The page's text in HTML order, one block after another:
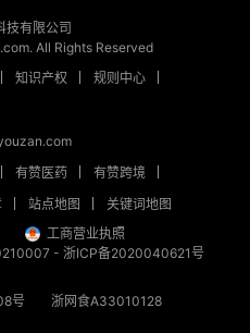
技有限公司
All Rights Reserved
知识产权
规则中心
有赞医药
有赞跨境
站点地图
关键词地图
工商营业执照
- 浙ICP备2020040621号
号
浙网食A33010128